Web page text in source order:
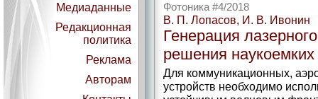
Медиаданные
Редакционная
политика
Реклама
Авторам
Фотоника #4/2018
В. П. Лопасов, И. В. Ивонин
Генерация
решения
Для коммуникационных,
устройств необходимо